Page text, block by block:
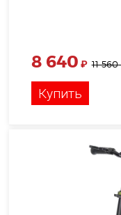
8 640 ₽ 11 560
Купить